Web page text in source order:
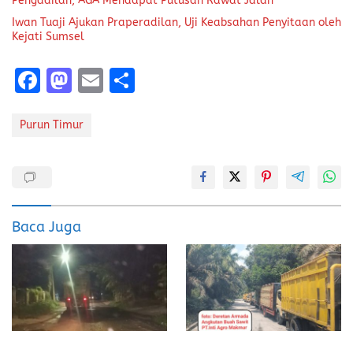
Iwan Tuaji Ajukan Praperadilan, Uji Keabsahan Penyitaan oleh
Kejati Sumsel
F
ce
o
k
M
st
o
n
E
Purun Timur
Baca Juga